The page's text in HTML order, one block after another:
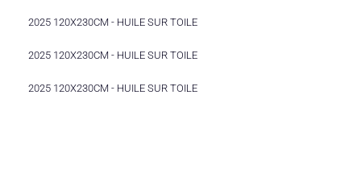
2025 120X230CM - HUILE SUR TOILE
2025 120X230CM - HUILE SUR TOILE
2025 120X230CM - HUILE SUR TOILE